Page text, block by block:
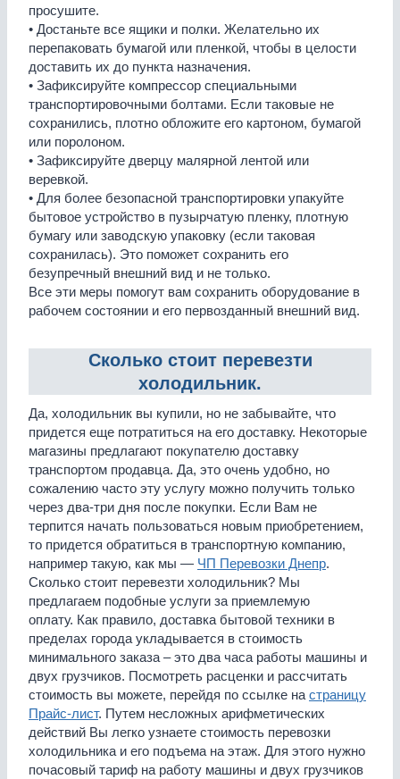
просушите.
• Достаньте все ящики и полки. Желательно их
перепаковать бумагой или пленкой, чтобы в целости
доставить их до пункта назначения.
• Зафиксируйте компрессор специальными
транспортировочными болтами. Если таковые не
сохранились, плотно обложите его картоном, бумагой
или поролоном.
• Зафиксируйте дверцу малярной лентой или
веревкой.
• Для более безопасной транспортировки упакуйте
бытовое устройство в пузырчатую пленку, плотную
бумагу или заводскую упаковку (если таковая
сохранилась). Это поможет сохранить его
безупречный внешний вид и не только.
Все эти меры помогут вам сохранить оборудование в
рабочем состоянии и его первозданный внешний вид.
Сколько стоит перевезти
холодильник.
Да, холодильник вы купили, но не забывайте, что
придется еще потратиться на его доставку. Некоторые
магазины предлагают покупателю доставку
транспортом продавца. Да, это очень удобно, но
сожалению часто эту услугу можно получить только
через два-три дня после покупки. Если Вам не
терпится начать пользоваться новым приобретением,
то придется обратиться в транспортную компанию,
например такую, как мы — ЧП Перевозки Днепр.
Сколько стоит перевезти холодильник? Мы
предлагаем подобные услуги за приемлемую
оплату. Как правило, доставка бытовой техники в
пределах города укладывается в стоимость
минимального заказа – это два часа работы машины и
двух грузчиков. Посмотреть расценки и рассчитать
стоимость вы можете, перейдя по ссылке на страницу
Прайс-лист. Путем несложных арифметических
действий Вы легко узнаете стоимость перевозки
холодильника и его подъема на этаж. Для этого нужно
почасовый тариф на работу машины и двух грузчиков